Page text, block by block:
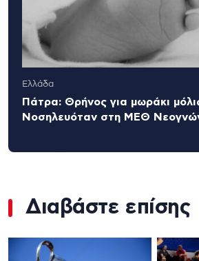
Ελλάδα
Πάτρα: Θρήνος για μωράκι
Νοσηλευόταν στη ΜΕΘ
Διαβάστε επίσης